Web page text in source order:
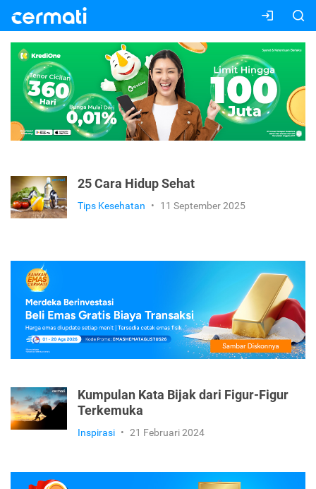
25 Cara Hidup Sehat
Tips Kesehatan • 11 September 2025
Kumpulan Kata Bijak dari Figur-Figur
Terkemuka
Inspirasi • 21 Februari 2024